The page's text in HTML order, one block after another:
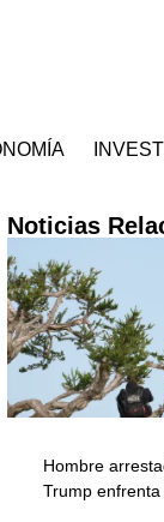
Noticias
Hombre
Trump